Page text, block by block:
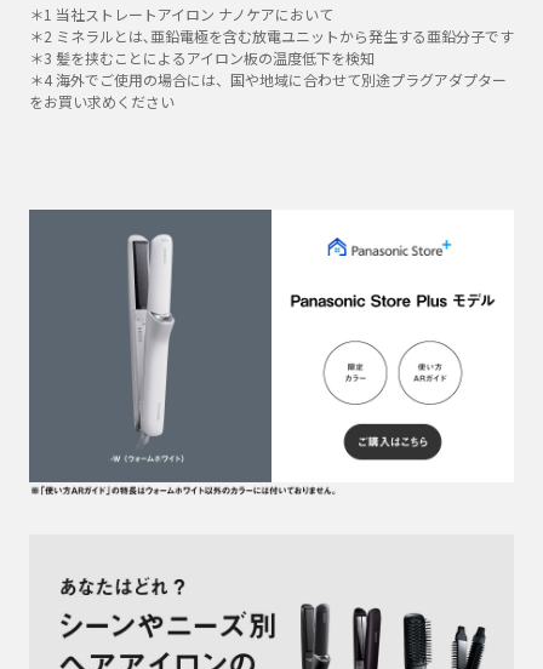
海外使用＊4 －
〇
（AC100-120
V/220-240 V電
源対応）
（AC100-120
源対応）
℃）
5段階 5段階 5段階
＊1 当社ストレートアイロン ナノケアにおいて
＊2 ミネラルとは､亜鉛電極を含む放電ユニットから発生する亜鉛分子です
＊3 髪を挟むことによるアイロン板の温度低下を検知
＊4 海外でご使用の場合には、国や地域に合わせて別途プラグアダプター
をお買い求めください